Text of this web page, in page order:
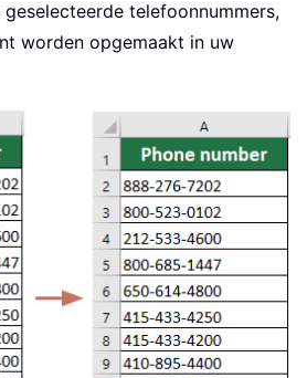
telefoonnummers,
worden opgemaakt in uw